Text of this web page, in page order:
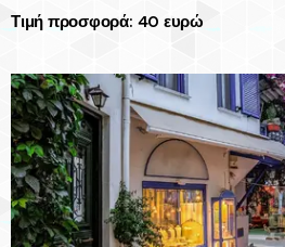
Τιμή προσφορά: 40 ευρώ